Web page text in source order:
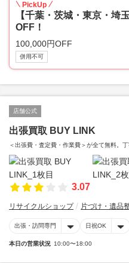
PickUp
【千葉・茨城・東京・埼
OFF！
100,000円OFF
併用不可
店舗公式
出張買取 BUY LINK
＜出張費・査定費・作業費＞が全て無料。
3.07
リサイクルショップ 片づけ・遺品
出張・訪問専門 日祝OK
本日の営業状況 10:00〜18:00